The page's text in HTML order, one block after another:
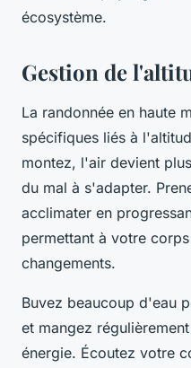
écosystème.
Gestion de
La randonnée en haute
spécifiques liés à
montez, l'air devient
du mal à s'adapter.
acclimater en
permettant à votre
changements.
Buvez beaucoup d'eau
et mangez
énergie. Écoutez votre